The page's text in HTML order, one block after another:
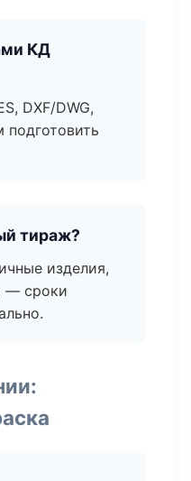
КД
DXF/DWG,
подготовить
тираж?
изделия,
— сроки